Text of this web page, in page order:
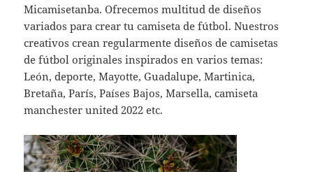
Micamisetanba. Ofrecemos multitud de diseños
variados para crear tu camiseta de fútbol. Nuestros
creativos crean regularmente diseños de camisetas
de fútbol originales inspirados en varios temas:
León, deporte, Mayotte, Guadalupe, Martinica,
Bretaña, París, Países Bajos, Marsella, camiseta
manchester united 2022 etc.